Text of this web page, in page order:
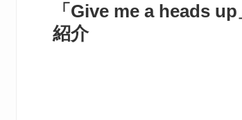
「Give me a heads
紹介